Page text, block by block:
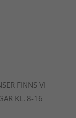
FINNS VI
KL. 8-16